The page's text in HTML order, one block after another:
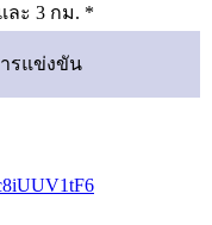
ละ 3 กม. *
รแข่งขัน